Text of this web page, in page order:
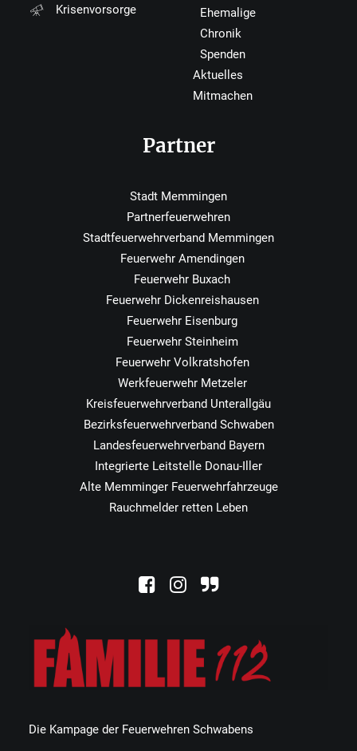
Die Kampage der Feuerwehren Schwabens
Krisenvorsorge
Ehemalige
Chronik
Spenden
Aktuelles
Mitmachen
Partner
Stadt Memmingen
Partnerfeuerwehren
Stadtfeuerwehrverband Memmingen
Feuerwehr Amendingen
Feuerwehr Buxach
Feuerwehr Dickenreishausen
Feuerwehr Eisenburg
Feuerwehr Steinheim
Feuerwehr Volkratshofen
Werkfeuerwehr Metzeler
Kreisfeuerwehrverband Unterallgäu
Bezirksfeuerwehrverband Schwaben
Landesfeuerwehrverband Bayern
Integrierte Leitstelle Donau-Iller
Alte Memminger Feuerwehrfahrzeuge
Rauchmelder retten Leben